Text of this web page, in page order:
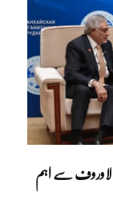
لاوروف سے اہم